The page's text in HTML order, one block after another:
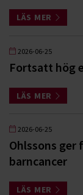
LÄS MER
2026-06-25
Fortsatt hög
LÄS MER
2026-06-25
Ohlssons
barncancer
LÄS MER